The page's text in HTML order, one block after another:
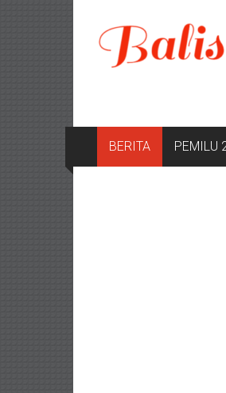
konten
BERITA PEMILU